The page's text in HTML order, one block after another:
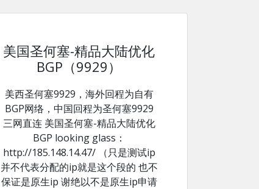
美国圣何塞-精品大陆优化
BGP（9929）
美西圣何塞9929，海外回程为自有
BGP网络，中国回程为圣何塞9929
三网直连 美国圣何塞-精品大陆优化
BGP looking glass：
http://185.148.14.47/ （只是测试ip
并不代表分配的ip就是这个段的 也不
保证是原生ip 谢绝以不是原生ip申请